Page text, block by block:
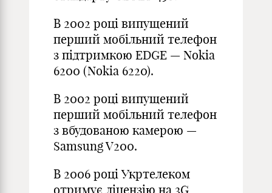
В 2002 році випущений
перший мобільний телефон
з підтримкою EDGE — Nokia
6200 (Nokia 6220).
В 2002 році випущений
перший мобільний телефон
з вбудованою камерою —
Samsung V200.
В 2006 році Укртелеком
отримує ліцензію на 3G